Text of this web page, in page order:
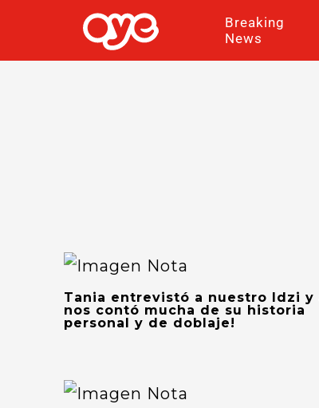
Breaking
News
Tania entrevistó a nuestro Idzi y
nos contó mucha de su historia
personal y de doblaje!